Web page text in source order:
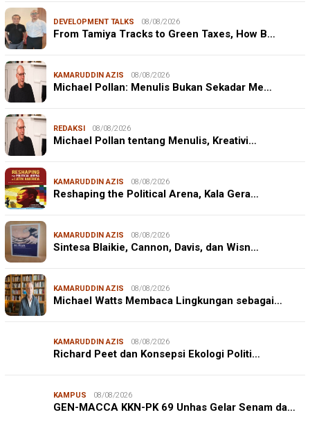
DEVELOPMENT TALKS 08/08/2026
From Tamiya Tracks to Green Taxes, How B…
KAMARUDDIN AZIS 08/08/2026
Michael Pollan: Menulis Bukan Sekadar Me…
REDAKSI 08/08/2026
Michael Pollan tentang Menulis, Kreativi…
KAMARUDDIN AZIS 08/08/2026
Reshaping the Political Arena, Kala Gera…
KAMARUDDIN AZIS 08/08/2026
Sintesa Blaikie, Cannon, Davis, dan Wisn…
KAMARUDDIN AZIS 08/08/2026
Michael Watts Membaca Lingkungan sebagai…
KAMARUDDIN AZIS 08/08/2026
Richard Peet dan Konsepsi Ekologi Politi…
KAMPUS 08/08/2026
GEN-MACCA KKN-PK 69 Unhas Gelar Senam da…
JURNALISME WARGA 08/08/2026